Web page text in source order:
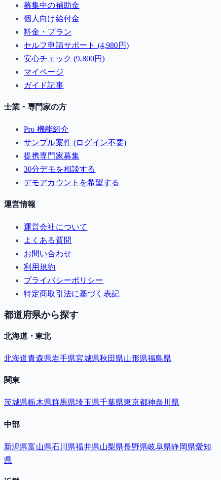
募集中の補助金
個人向け給付金
料金・プラン
セルフ申請サポート (4,980円)
安心チェック (9,800円)
マイページ
ガイド記事
士業・専門家の方
Pro 機能紹介
サンプル案件 (ログイン不要)
提携専門家募集
30分デモを相談する
デモアカウントを希望する
運営情報
運営会社について
よくある質問
お問い合わせ
利用規約
プライバシーポリシー
特定商取引法に基づく表記
都道府県から探す
北海道・東北
北海道青森県岩手県宮城県秋田県山形県福島県
関東
茨城県栃木県群馬県埼玉県千葉県東京都神奈川県
中部
新潟県富山県石川県福井県山梨県長野県岐阜県静岡県愛知
県